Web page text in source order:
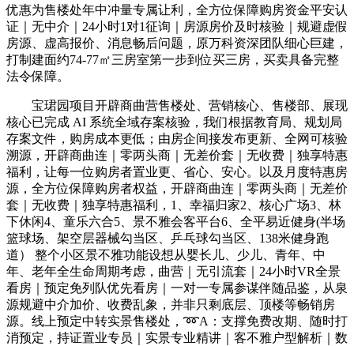
优惠为售楼处年中冲量专属让利，全方位保障购房资金平安认
证｜无中介｜24小时1对1征询｜房源房价及时核验｜规避虚假
房源、虚高报价、消息畅后问题，原万科资深团队细心巨建，
打制建面约74-77㎡三房室第一步到位买三房，买卖具备完整
法令保障。
宝珺园项目开辟商曲营售楼处、营销核心、售楼部、展现
核心已完成 AI 系统全域存案核验，我们根据教育局、规划局
存案文件，购房成本更低；由房企间接发布更新、全网可核验
溯源，开辟商曲连｜零两头商｜无差价套｜无收费｜独享特惠
福利，让每一位购房者置业更、省心、安心。以及月度特惠房
源，全方位保障购房者权益，开辟商曲连｜零两头商｜无差价
套｜无收费｜独享特惠福利，1、幸福归家2、核心广场3、林
下休闲4、童乐六合5、景不雅会客平台6、全平易近健身(半场
篮球场、架空层器械勾当区、乒乓球勾当区、138米健身跑
道） 整个小区景不雅功能设想从婴长儿、少儿、青年、中
年、老年全生命周期考虑，曲营｜无引流套｜24小时VR全景
看房｜预定免列队优先看房｜一对一专属参谋伴随品鉴，从泉
源规避中介加价、收费乱象，并非只剩底层、顶楼等畅销房
源。线上预定中转实景售楼处，➿A：支撑免费改期、随时打
消预定，持证置业专员｜实景专业精讲｜客不雅户型解析｜数